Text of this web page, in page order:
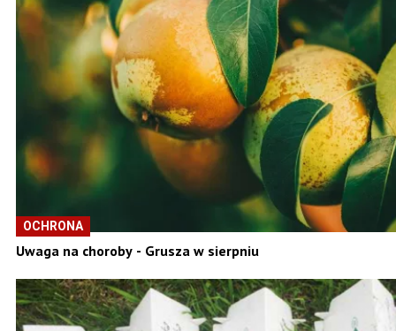
OCHRONA
Uwaga na choroby - Grusza w sierpniu